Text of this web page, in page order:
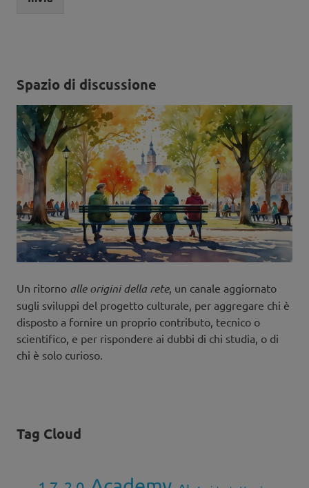
Spazio di discussione
Un ritorno alle origini della rete, un canale aggiornato
sugli sviluppi del progetto culturale, per aggregare chi è
disposto a fornire un proprio contributo, tecnico o
scientifico, e per rispondere ai dubbi di chi studia, o di
chi è solo curioso.
Tag Cloud